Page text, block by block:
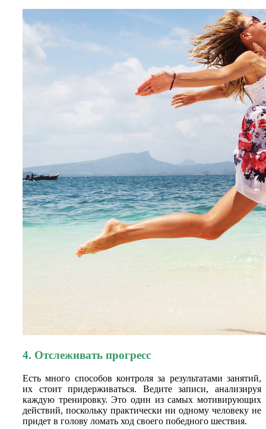
4. Отслеживать прогресс
Есть много способов контроля за результатами занятий,
их стоит придерживаться. Ведите записи, анализируя
каждую тренировку. Это один из самых мотивирующих
действий, поскольку практически ни одному человеку не
придет в голову ломать ход своего победного шествия.